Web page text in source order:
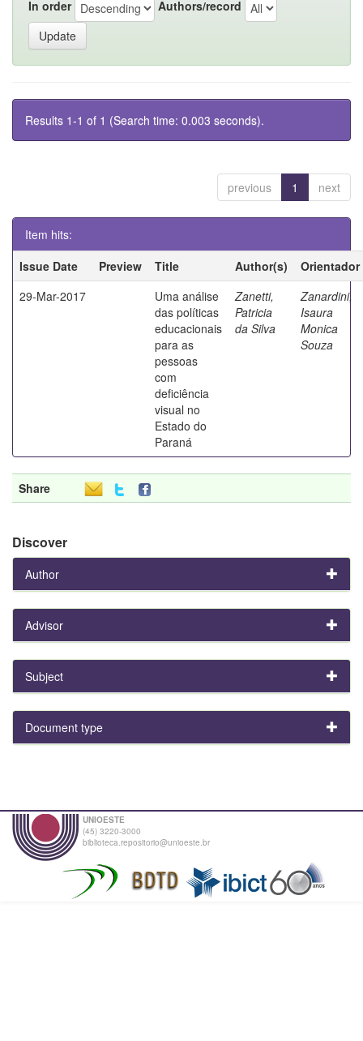
In order Authors/record
Results 1-1 of 1 (Search time: 0.003 seconds).
previous 1 next
Item hits:
Issue Date
Preview Title Author(s)
Orientador
29-Mar-2017
Uma análise
das políticas
educacionais
para as
pessoas
com
deficiência
visual no
Estado do
Paraná
Zanetti,
Patricia
da Silva
Zanardini,
Isaura
Monica
Souza
Share
Discover
Author
Advisor
Subject
Document type
UNIOESTE
(45) 3220-3000
biblioteca.repositorio@unioeste.br